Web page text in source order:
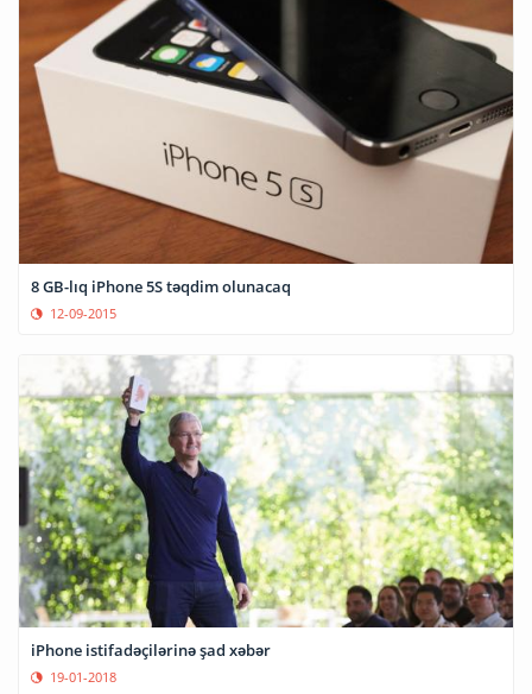
8 GB-lıq iPhone 5S təqdim olunacaq
12-09-2015
iPhone istifadəçilərinə şad xəbər
19-01-2018